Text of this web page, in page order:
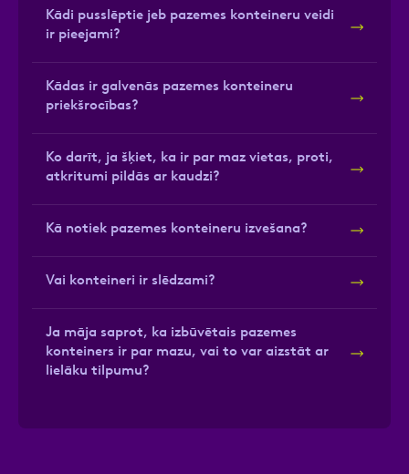
Kādi pusslēptie jeb pazemes konteineru veidi
ir pieejami?
Kādas ir galvenās pazemes konteineru
priekšrocības?
Ko darīt, ja šķiet, ka ir par maz vietas, proti,
atkritumi pildās ar kaudzi?
Kā notiek pazemes konteineru izvešana?
Vai konteineri ir slēdzami?
Ja māja saprot, ka izbūvētais pazemes
konteiners ir par mazu, vai to var aizstāt ar
lielāku tilpumu?